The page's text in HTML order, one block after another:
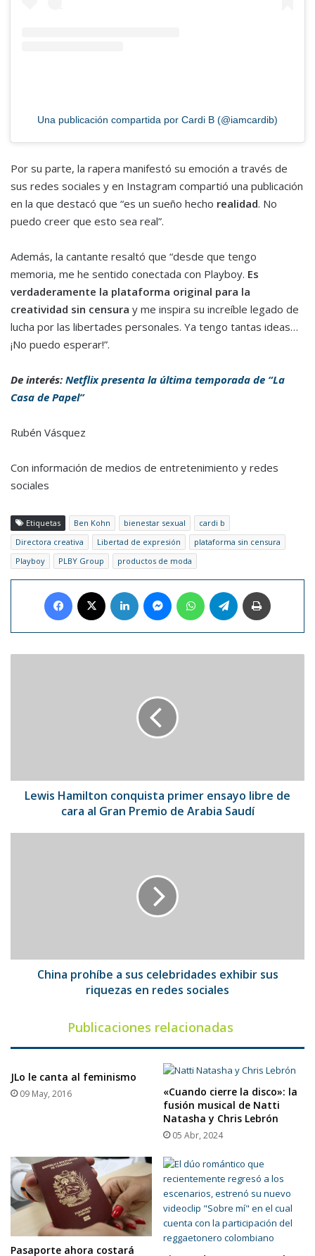
Una publicación compartida por Cardi B (@iamcardib)
Por su parte, la rapera manifestó su emoción a través de
sus redes sociales y en Instagram compartió una publicación
en la que destacó que “es un sueño hecho realidad. No
puedo creer que esto sea real”.
Además, la cantante resaltó que “desde que tengo
memoria, me he sentido conectada con Playboy. Es
verdaderamente la plataforma original para la
creatividad sin censura y me inspira su increíble legado de
lucha por las libertades personales. Ya tengo tantas ideas…
¡No puedo esperar!”.
De interés: Netflix presenta la última temporada de “La
Casa de Papel”
Rubén Vásquez
Con información de medios de entretenimiento y redes
sociales
Etiquetas Ben Kohn bienestar sexual
cardi b
Directora creativa
Libertad de expresión
plataforma sin censura
Playboy
PLBY Group productos de moda
Facebook LinkedIn MessengerWhatsAppTelegram
al
GranLewis Hamilton conquista primer ensayo libre de
cara al Gran Premio de Arabia Saudí
en
China prohíbe a sus celebridades exhibir sus
riquezas en redes sociales
Publicaciones relacionadas
JLo le canta al feminismo
09 May, 2016
«Cuando cierre la disco»: la
fusión musical de Natti
Natasha y Chris Lebrón
05 Abr, 2024
Pasaporte ahora costará